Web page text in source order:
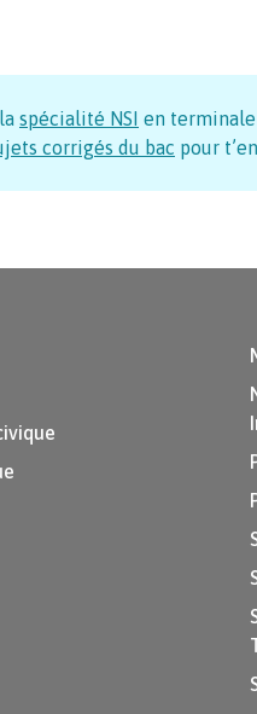
spécialité NSI en terminale
corrigés du bac pour